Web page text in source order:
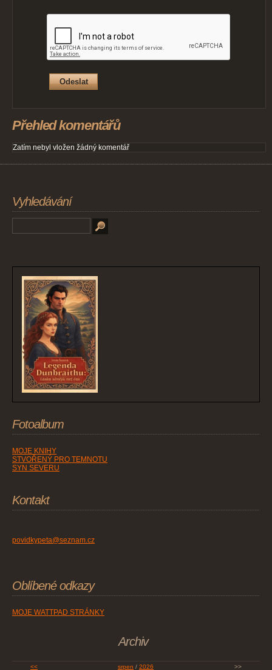
Přehled komentářů
Zatím nebyl vložen žádný komentář
Vyhledávání
Fotoalbum
MOJE KNIHY
STVOŘENÝ PRO TEMNOTU
SYN SEVERU
Kontakt
povidkypeta@seznam.cz
Oblíbené odkazy
MOJE WATTPAD STRÁNKY
Archiv
<< srpen / 2026 >>